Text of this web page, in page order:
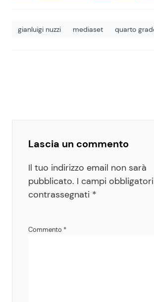
gianluigi nuzzi mediaset quarto
Lascia un commento
Il tuo indirizzo email non sarà
pubblicato. I campi
contrassegnati *
Commento *